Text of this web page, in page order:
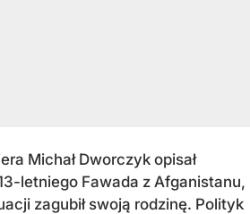
Michał Dworczyk opisał
letniego Fawada z Afganistanu,
zagubił swoją rodzinę. Polityk